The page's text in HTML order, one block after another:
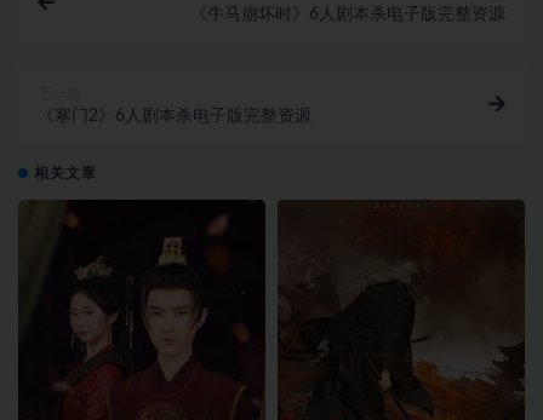
《牛马崩坏时》6人剧本杀电子版完整资源
《寒门2》6人剧本杀电子版完整资源
相关文章